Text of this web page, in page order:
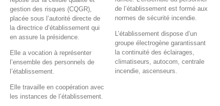
gestion des risques (CQGR),
placée sous l’autorité directe de
la directrice d’établissement qui
en assure la présidence.
Elle a vocation à représenter
l’ensemble des personnels de
l’établissement.
Elle travaille en coopération avec
les instances de l’établissement.
de l’établissement est formé aux
normes de sécurité incendie.
L’établissement dispose d’un
groupe électrogène garantissant
la continuité des éclairages,
climatiseurs, autocom, centrale
incendie, ascenseurs.